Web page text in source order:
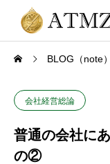
BLOG（note）
会社経営総論
普通の会社に
の②